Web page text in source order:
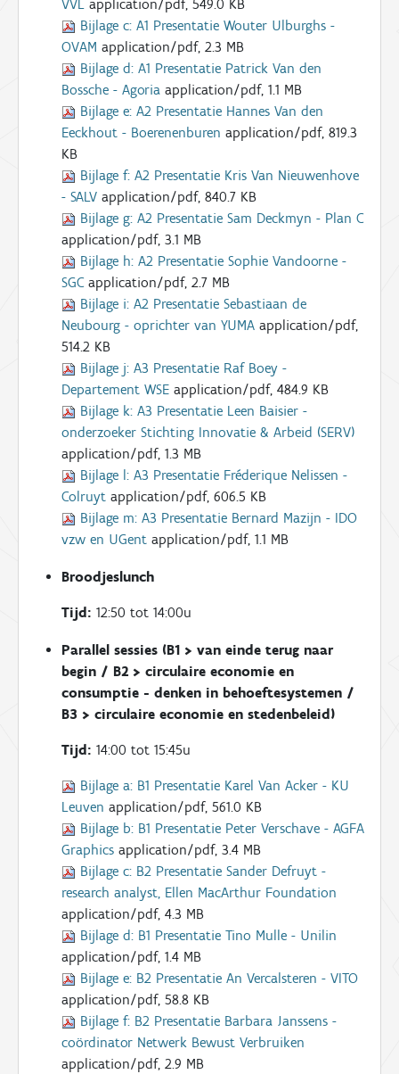
VVL application/pdf, 549.0 KB
Bijlage c: A1 Presentatie Wouter Ulburghs -
OVAM application/pdf, 2.3 MB
Bijlage d: A1 Presentatie Patrick Van den
Bossche - Agoria application/pdf, 1.1 MB
Bijlage e: A2 Presentatie Hannes Van den
Eeckhout - Boerenenburen application/pdf, 819.3
KB
Bijlage f: A2 Presentatie Kris Van Nieuwenhove
- SALV application/pdf, 840.7 KB
Bijlage g: A2 Presentatie Sam Deckmyn - Plan C
application/pdf, 3.1 MB
Bijlage h: A2 Presentatie Sophie Vandoorne -
SGC application/pdf, 2.7 MB
Bijlage i: A2 Presentatie Sebastiaan de
Neubourg - oprichter van YUMA application/pdf,
514.2 KB
Bijlage j: A3 Presentatie Raf Boey -
Departement WSE application/pdf, 484.9 KB
Bijlage k: A3 Presentatie Leen Baisier -
onderzoeker Stichting Innovatie & Arbeid (SERV)
application/pdf, 1.3 MB
Bijlage l: A3 Presentatie Fréderique Nelissen -
Colruyt application/pdf, 606.5 KB
Bijlage m: A3 Presentatie Bernard Mazijn - IDO
vzw en UGent application/pdf, 1.1 MB
Broodjeslunch
Tijd: 12:50 tot 14:00u
Parallel sessies (B1 > van einde terug naar
begin / B2 > circulaire economie en
consumptie - denken in behoeftesystemen /
B3 > circulaire economie en stedenbeleid)
Tijd: 14:00 tot 15:45u
Bijlage a: B1 Presentatie Karel Van Acker - KU
Leuven application/pdf, 561.0 KB
Bijlage b: B1 Presentatie Peter Verschave - AGFA
Graphics application/pdf, 3.4 MB
Bijlage c: B2 Presentatie Sander Defruyt -
research analyst, Ellen MacArthur Foundation
application/pdf, 4.3 MB
Bijlage d: B1 Presentatie Tino Mulle - Unilin
application/pdf, 1.4 MB
Bijlage e: B2 Presentatie An Vercalsteren - VITO
application/pdf, 58.8 KB
Bijlage f: B2 Presentatie Barbara Janssens -
coördinator Netwerk Bewust Verbruiken
application/pdf, 2.9 MB